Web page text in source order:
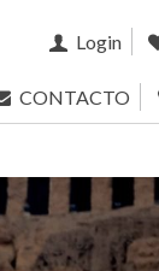
Login
CONTACTO